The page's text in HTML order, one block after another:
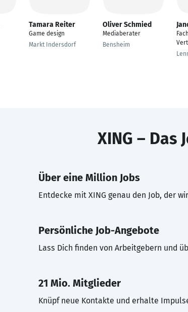
Tamara Reiter
Game design
Markt Indersdorf
Oliver Schmied
Mediaberater
Bensheim
XING – Das
Über eine Million Jobs
Entdecke mit XING genau den Job, der
Persönliche Job-Angebote
Lass Dich finden von Arbeitgebern und
21 Mio. Mitglieder
Knüpf neue Kontakte und erhalte